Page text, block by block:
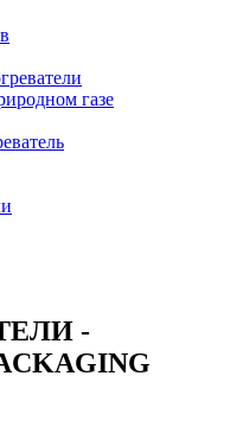
газе
-